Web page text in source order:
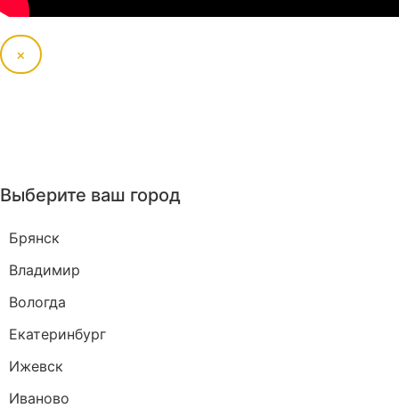
×
Выберите ваш город
Брянск
Владимир
Вологда
Екатеринбург
Ижевск
Иваново